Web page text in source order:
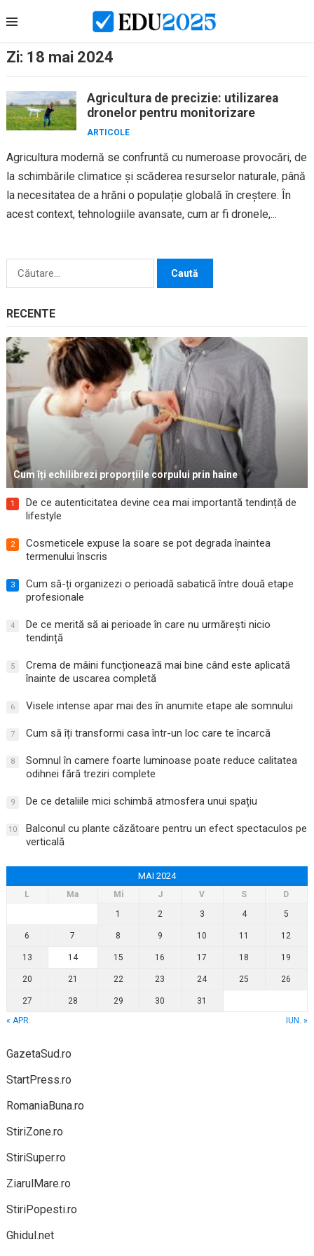
to
Zi: 18 mai 2024
Agricultura de precizie: utilizarea
dronelor pentru monitorizare
ARTICOLE
Agricultura modernă se confruntă cu numeroase provocări, de
la schimbările climatice și scăderea resurselor naturale, până
la necesitatea de a hrăni o populație globală în creștere. În
acest context, tehnologiile avansate, cum ar fi dronele,...
Caută
RECENTE
Cum îți echilibrezi proporțiile corpului prin haine
1
De ce autenticitatea devine cea mai importantă tendință de
lifestyle
2
Cosmeticele expuse la soare se pot degrada înaintea
termenului înscris
3
Cum să-ți organizezi o perioadă sabatică între două etape
profesionale
4
De ce merită să ai perioade în care nu urmărești nicio
tendință
5
Crema de mâini funcționează mai bine când este aplicată
înainte de uscarea completă
6 Visele intense apar mai des în anumite etape ale somnului
7 Cum să îți transformi casa într-un loc care te încarcă
8
Somnul în camere foarte luminoase poate reduce calitatea
odihnei fără treziri complete
9 De ce detaliile mici schimbă atmosfera unui spațiu
10
Balconul cu plante căzătoare pentru un efect spectaculos pe
verticală
MAI 2024
L Ma Mi J V S
D
1
2 3 4 5
6 7 8 9 10 11 12
13 14 15 16 17 18 19
20 21 22 23 24 25 26
27 28 29 30
31
« APR.
IUN. »
GazetaSud.ro
StartPress.ro
RomaniaBuna.ro
StiriZone.ro
StiriSuper.ro
ZiarulMare.ro
StiriPopesti.ro
Ghidul.net